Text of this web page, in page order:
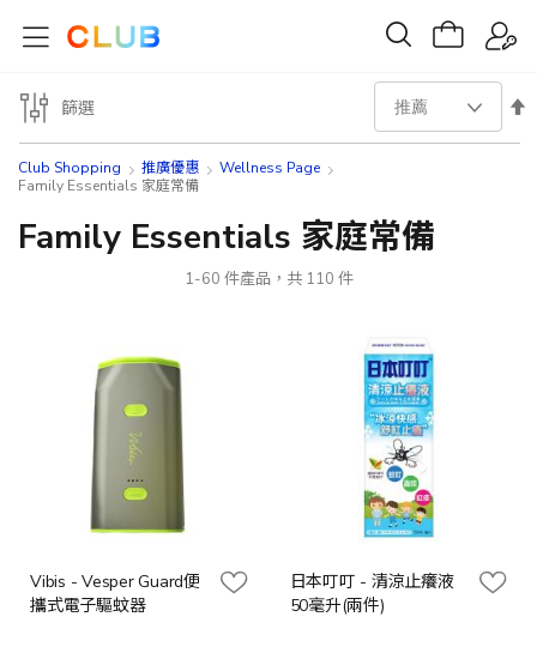
Club Shopping 推廣優惠
Wellness Page
Family Essentials 家庭常備
Family Essentials 家庭常備
1-60 件產品，共 110 件
設
Vibis - Vesper Guard便
攜式電子驅蚊器
日本叮叮 - 清涼止癢液
50毫升(兩件)
篩選